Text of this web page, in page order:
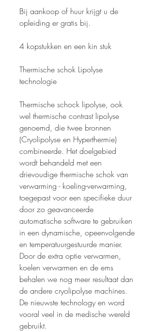
Bij aankoop of huur krijgt u de
opleiding er gratis bij.
4 kopstukken en een kin stuk
Thermische schok Lipolyse
technologie
Thermische schock lipolyse, ook
wel thermische contrast lipolyse
genoemd, die twee bronnen
(Cryolipolyse en Hyperthermie)
combineerde. Het doelgebied
wordt behandeld met een
drievoudige thermische schok van
verwarming - koeling-verwarming,
toegepast voor een specifieke duur
door zo geavanceerde
automatische software te gebruiken
in een dynamische, opeenvolgende
en temperatuurgestuurde manier.
Door de extra optie verwarmen,
koelen verwarmen en de ems
behalen we nog meer resultaat dan
de andere cryolipolyse machines.
De nieuwste technology en word
vooral veel in de medische wereld
gebruikt.